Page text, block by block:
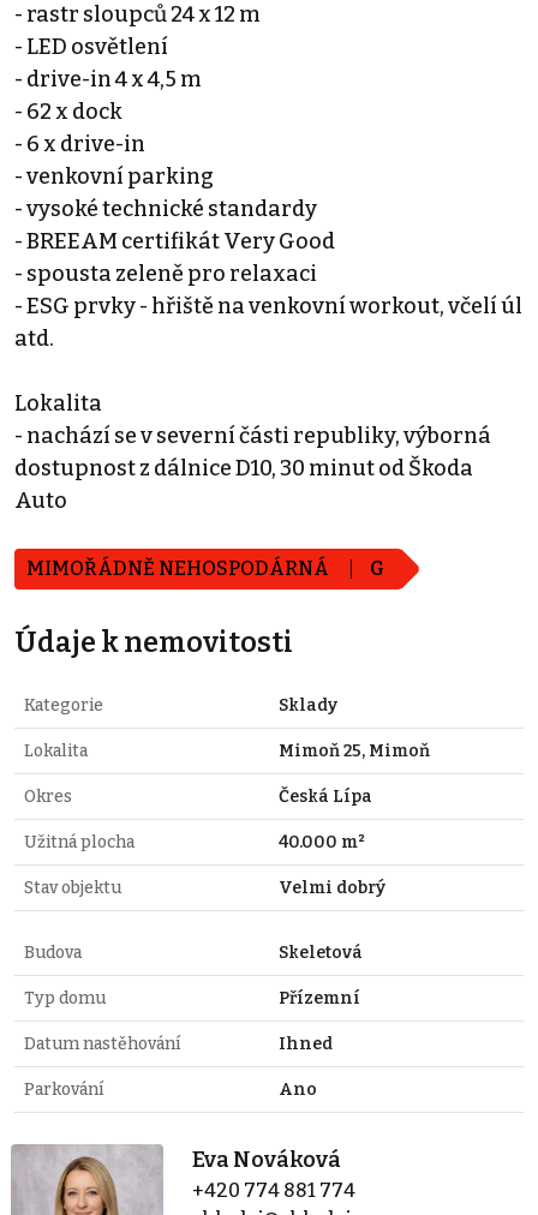
- rastr sloupců 24 x 12 m
- LED osvětlení
- drive-in 4 x 4,5 m
- 62 x dock
- 6 x drive-in
- venkovní parking
- vysoké technické standardy
- BREEAM certifikát Very Good
- spousta zeleně pro relaxaci
- ESG prvky - hřiště na venkovní workout, včelí úl
atd.
Lokalita
- nachází se v severní části republiky, výborná
dostupnost z dálnice D10, 30 minut od Škoda
Auto
MIMOŘÁDNĚ NEHOSPODÁRNÁ G
Údaje k nemovitosti
Kategorie Sklady
Lokalita Mimoň 25, Mimoň
Okres Česká Lípa
Užitná plocha 40.000 m²
Stav objektu Velmi dobrý
Budova Skeletová
Typ domu Přízemní
Datum nastěhování Ihned
Parkování Ano
Eva Nováková
+420 774 881 774